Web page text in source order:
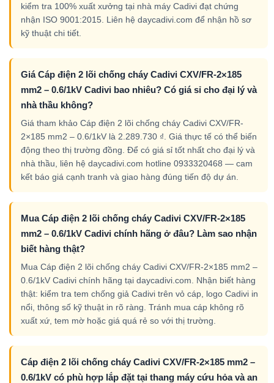
kiểm tra 100% xuất xưởng tại nhà máy Cadivi đạt chứng
nhận ISO 9001:2015. Liên hệ daycadivi.com để nhận hồ sơ
kỹ thuật chi tiết.
Giá Cáp điện 2 lõi chống cháy Cadivi CXV/FR-2×185
mm2 – 0.6/1kV Cadivi bao nhiêu? Có giá sỉ cho đại lý và
nhà thầu không?
Giá tham khảo Cáp điện 2 lõi chống cháy Cadivi CXV/FR-
2×185 mm2 – 0.6/1kV là 2.289.730 ₫. Giá thực tế có thể biến
động theo thị trường đồng. Để có giá sỉ tốt nhất cho đại lý và
nhà thầu, liên hệ daycadivi.com hotline 0933320468 — cam
kết báo giá cạnh tranh và giao hàng đúng tiến độ dự án.
Mua Cáp điện 2 lõi chống cháy Cadivi CXV/FR-2×185
mm2 – 0.6/1kV Cadivi chính hãng ở đâu? Làm sao nhận
biết hàng thật?
Mua Cáp điện 2 lõi chống cháy Cadivi CXV/FR-2×185 mm2 –
0.6/1kV Cadivi chính hãng tại daycadivi.com. Nhận biết hàng
thật: kiểm tra tem chống giả Cadivi trên vỏ cáp, logo Cadivi in
nổi, thông số kỹ thuật in rõ ràng. Tránh mua cáp không rõ
xuất xứ, tem mờ hoặc giá quá rẻ so với thị trường.
Cáp điện 2 lõi chống cháy Cadivi CXV/FR-2×185 mm2 –
0.6/1kV có phù hợp lắp đặt tại thang máy cứu hỏa và an